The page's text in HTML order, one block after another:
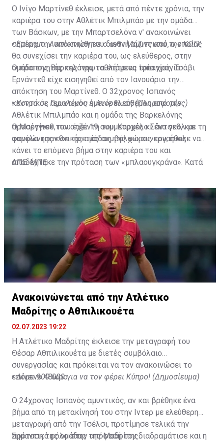
Ο Ινίγο Μαρτίνεθ έκλεισε, μετά από πέντε χρόνια, την
καριέρα του στην Αθλέτικ Μπιλμπάο με την ομάδα
των Βάσκων, με την Μπαρτσελόνα ν' ανακοινώνει
σήμερα την απόκτηση του διεθνή αμυντικού, ο οποίος
θα συνεχίσει την καριέρα του, ως ελεύθερος, στην
ομάδα της Βαρκελόνης τα επόμενα τρία χρόνια.
•Επίσημο: Ανακοινώθηκε ο αντι-Μάζιτς από την ΚΟΠ!
Ο προπονητής της πρωταθλήτριας Ισπανίας, Τσάβι
Ερνάντεθ είχε εισηγηθεί από τον Ιανουάριο την
απόκτηση του Μαρτίνεθ. Ο 32χρονος Ισπανός
κεντρικός αμυντικός έμεινε ελεύθερος από την
Αθλέτικ Μπιλμπάο και η ομάδα της Βαρκελόνης
προσέγγισε τον ατζέντη του, Καρμέλο Σάντσεθ, και
συμφώνησαν σε τριετές συμβόλαιο συνεργασίας.
•Κοντά σε Γερολέμου η Ανόρθωση (Πληροφορίες)
Ο Μαρτίνεθ, που έχει 19 συμμετοχές κι ένα γκολ με τη
φανέλα της εθνικής ομάδας της χώρας του, ήθελε να
κάνει το επόμενο βήμα στην καριέρα του και
αποδέχτηκε την πρόταση των «μπλαουγκράνα». Κατά
αγωνίστηκε σε 177 ματς σκοράροντας οκτώ τέρματα,
ενώ το 2021 πανηγύρισε και την κατάκτηση του Copa
Del Rey.
ΑΠΕ-ΜΠΕ
Ανακοινώνεται από την Ατλέτικο
Μαδρίτης ο Αθπιλικουέτα
02.07.2023 19:22
Η Ατλέτικο Μαδρίτης έκλεισε την μεταγραφή του
Θέσαρ Αθπιλικουέτα με διετές συμβόλαιο
συνεργασίας και πρόκειται να τον ανακοινώσει το
επόμενο 48ωρο.
•Δίνει 900.000 για να τον φέρει Κύπρο! (Δημοσίευμα)
Ο 24χρονος Ισπανός αμυντικός, αν και βρέθηκε ένα
βήμα από τη μετακίνησή του στην Ιντερ με ελεύθερη
μεταγραφή από την Τσέλσι, προτίμησε τελικά την
πρόταση της ομάδας της Μαδρίτης.
Σημαντικό ρόλο στην απόφασή του διαδραμάτισε και η